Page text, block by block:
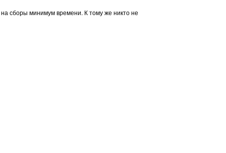
на сборы минимум времени. К тому же никто не